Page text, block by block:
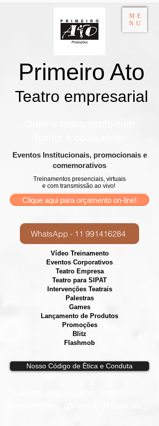
ME
NU
Primeiro Ato
Teatro empresarial​
​Eventos Institucionais, promocionais e
comemorativos
Treinamentos presenciais, virtuais
e com transmissão ao vivo!
Clique aqui para orçamento on-line!
WhatsApp - 11 991416284
Vídeo Treinamento
Eventos Corporativos
​Teatro Empresa
Teatro para SIPAT
Intervenções Teatrais
Palestras
Games
Lançamento de Produtos
Promoções
Blitz
Flashmob
Nosso Código de Ètica e Conduta